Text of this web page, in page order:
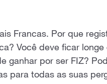
Francas. Por que
Você deve ficar longe
ganhar por ser FIZ?
para todas as suas